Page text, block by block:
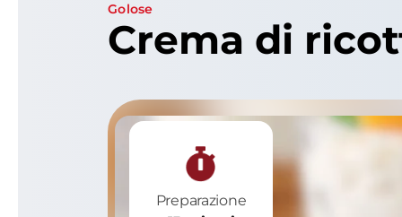
golose
Crema di
Preparazione